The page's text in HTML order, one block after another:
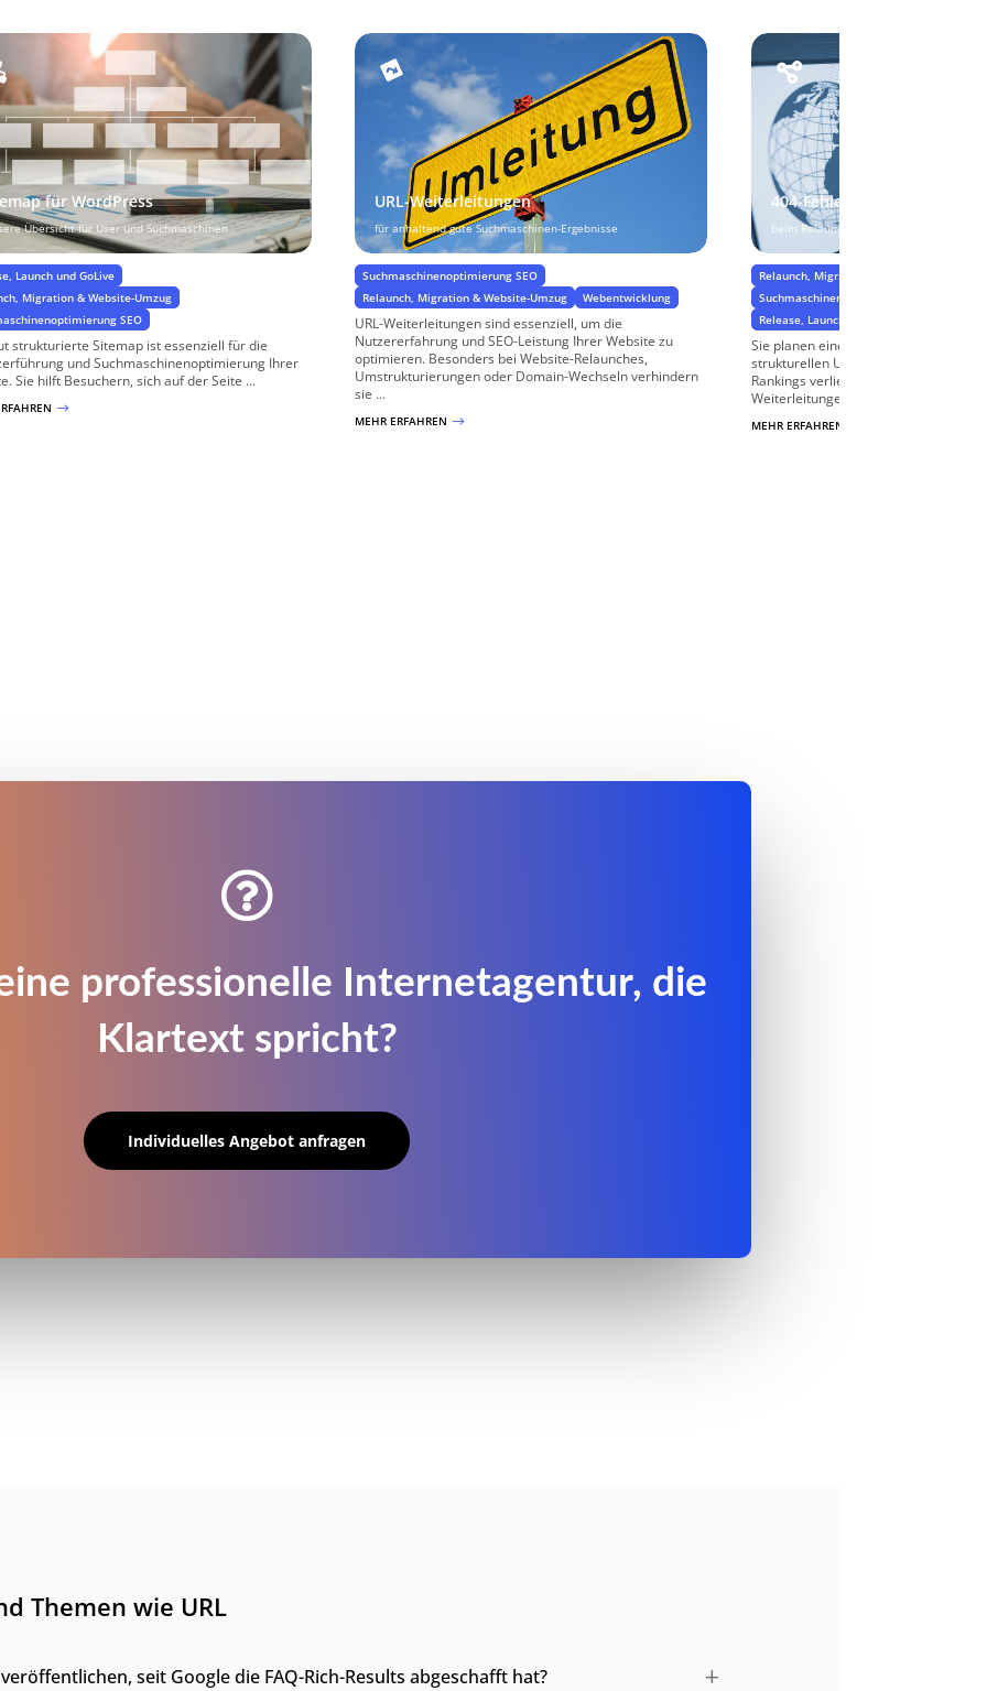
für WordPress
Übersicht für User und Suchmaschinen
Launch und GoLive
Migration & Website-Umzug
SEO
strukturierte Sitemap ist essenziell für die
und Suchmaschinenoptimierung Ihrer
Sie hilft Besuchern, sich auf der Seite ...
$
URL-Weiterleitungen
für anhaltend gute Suchmaschinen-Ergebnisse
Suchmaschinenoptimierung SEO
Relaunch, Migration & Website-Umzug
Webentwicklung
URL-Weiterleitungen sind essenziell, um die
Nutzererfahrung und SEO-Leistung Ihrer Website zu
optimieren. Besonders bei Website-Relaunches,
Umstrukturierungen oder Domain-Wechseln verhindern
sie ...
MEHR ERFAHREN $
404-Fehler vermeiden
beim Relaunch oder Umbau der Website
Relaunch, Migration & Website-Umzug
Suchmaschinenoptimierung SEO
Release, Launch und GoLive
Sie planen einen Website-Relaunch
strukturellen Umbau Ihrer Website,
Rankings verlieren? Wir richten
Weiterleitungen auf ...
MEHR ERFAHREN

professionelle Internetagentur, die
Klartext spricht?
Individuelles Angebot anfragen
Themen wie URL
seit Google die FAQ-Rich-Results abgeschafft hat?